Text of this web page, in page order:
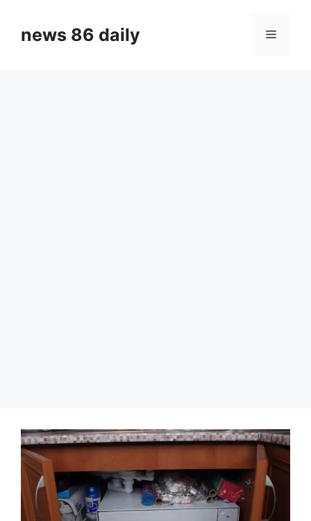
contentnews 86 daily Menu